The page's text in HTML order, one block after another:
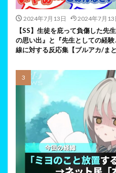
2024年7月13日 2024年7月13
【SS】生徒を庇って負傷した先
の思い出』と『先生としての経
線に対する反応集【ブルアカ/ま